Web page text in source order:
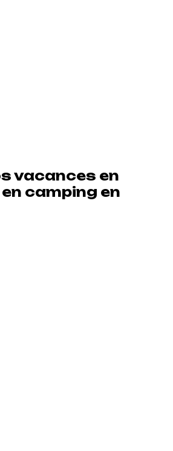
vacances en
camping en